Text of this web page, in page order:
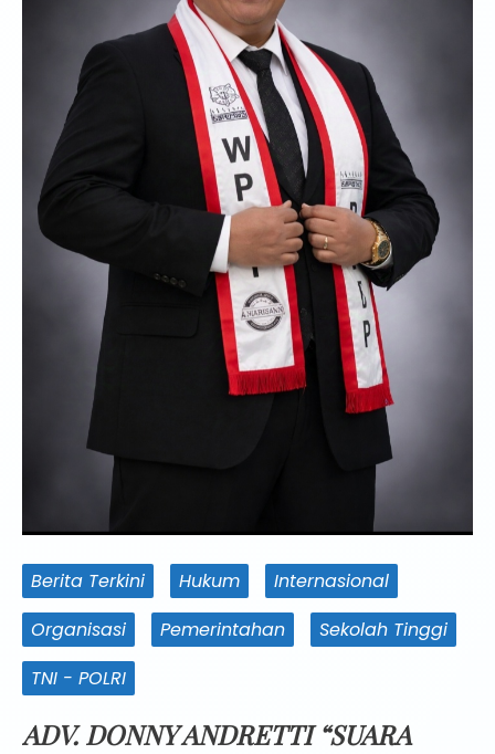
Berita Terkini Hukum
Internasional
Organisasi
Pemerintahan
Sekolah Tinggi
TNI - POLRI
ADV. DONNY ANDRETTI “SUARA